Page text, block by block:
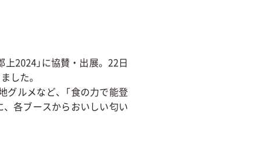
上2024」に協賛・出展。22日
した。
ルメなど、「食の力で能登
各ブースからおいしい匂い